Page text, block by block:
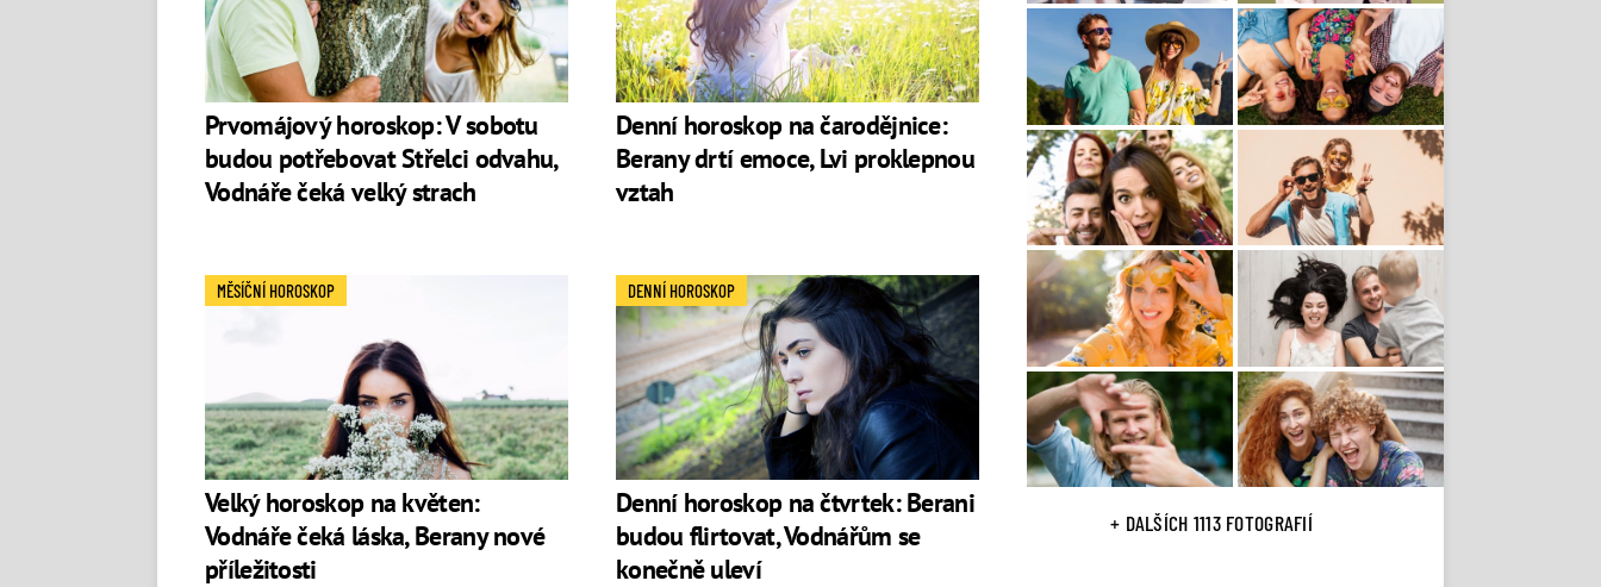
Prvomájový horoskop: V sobotu
budou potřebovat Střelci odvahu,
Vodnáře čeká velký strach
Denní horoskop na čarodějnice:
Berany drtí emoce, Lvi proklepnou
vztah
Velký horoskop na květen:
Vodnáře čeká láska, Berany nové
příležitosti
MĚSÍČNÍ HOROSKOP
Denní horoskop na čtvrtek: Berani
budou flirtovat, Vodnářům se
konečně uleví
DENNÍ HOROSKOP
+ DALŠÍCH 1113 FOTOGRAFIÍ